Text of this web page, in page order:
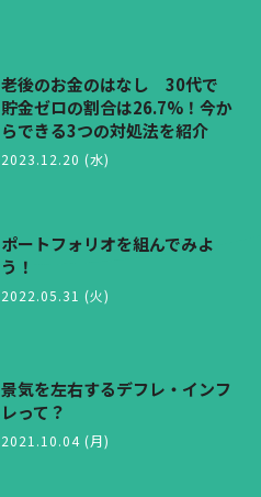
老後のお金のはなし 30代で
貯金ゼロの割合は26.7%！今か
らできる3つの対処法を紹介
2023.12.20 (水)
ポートフォリオを組んでみよ
う！
2022.05.31 (火)
景気を左右するデフレ・インフ
レって？
2021.10.04 (月)